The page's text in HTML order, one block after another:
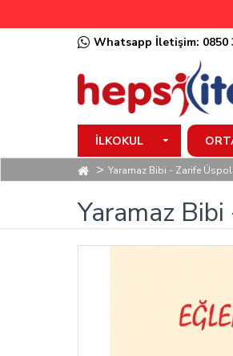
Whatsapp İletişim: 0850
İLKOKUL
Yaramaz Bibi - Zarife
Yaramaz Bibi